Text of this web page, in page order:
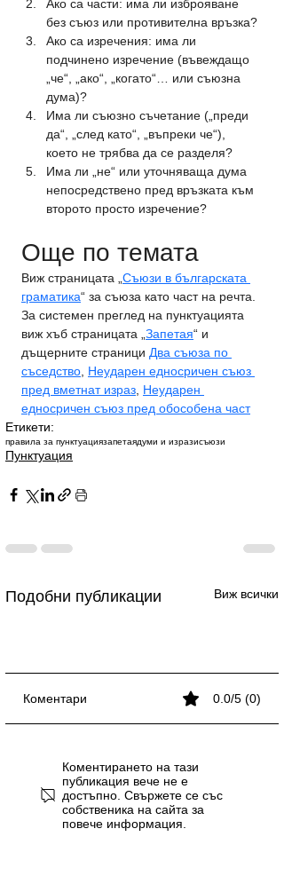
Ако са части: има ли изброяване
без съюз или противителна връзка?
Ако са изречения: има ли
подчинено изречение (въвеждащо
„че“, „ако“, „когато“… или съюзна
дума)?
Има ли съюзно съчетание („преди
да“, „след като“, „въпреки че“),
което не трябва да се разделя?
Има ли „не“ или уточняваща дума
непосредствено пред връзката към
второто просто изречение?
Още по темата
Виж страницата „ Съюзи в българската
граматика“ за съюза като част на речта.
За системен преглед на пунктуацията
виж хъб страницата „ Запетая“ и
дъщерните страници Два съюза по
съседство Неударен едносричен съюз
пред вметнат израз Неударен
едносричен съюз пред обособена част
Етикети:
правила за пунктуациязапетаядуми и изразисъюзи
Пунктуация
Подобни публикации Виж всички
Запетая в сложното
изречение
Проверка на
пунктуация с изкуствен
интелект
Запетая в сложното
изречение
Проверка на
пунктуация с изкуствен
интелект
Коментари 0.0/5 (0)
Коментирането на тази
публикация вече не е
достъпно. Свържете се със
собственика на сайта за
повече информация.